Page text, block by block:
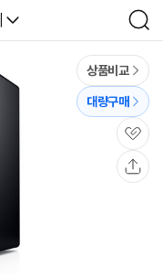
검
색
상품비교
대량구매
관
심